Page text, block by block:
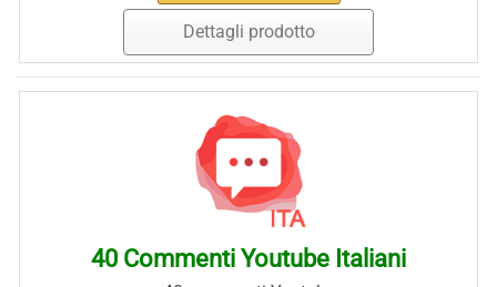
Dettagli prodotto
40 Commenti Youtube Italiani